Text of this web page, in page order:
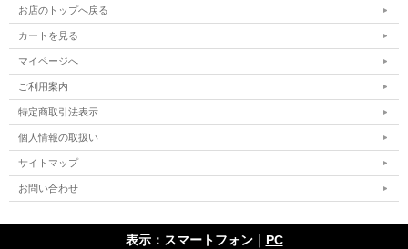
II 反 復
15 終末の始まり
16 良 心
17 至高の栄光
18 道具からシステムへ
19 身体化と脱身体化
21 分水嶺を越えて
22 無 償 性
原 注
訳者あとがき
お店のトップへ戻る
カートを見る
マイページへ
ご利用案内
特定商取引法表示
個人情報の取扱い
サイトマップ
お問い合わせ
表示：スマートフォン｜ PC